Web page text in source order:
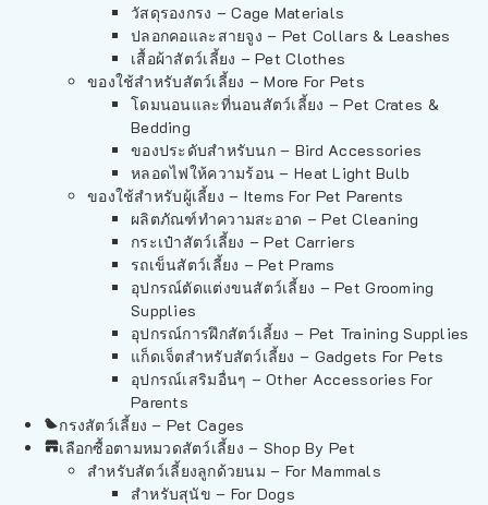
วัสดุรองกรง – Cage Materials
ปลอกคอและสายจูง – Pet Collars & Leashes
เสื้อผ้าสัตว์เลี้ยง – Pet Clothes
ของใช้สำหรับสัตว์เลี้ยง – More For Pets
โดมนอนและที่นอนสัตว์เลี้ยง – Pet Crates &
Bedding
ของประดับสำหรับนก – Bird Accessories
หลอดไฟให้ความร้อน – Heat Light Bulb
ของใช้สำหรับผู้เลี้ยง – Items For Pet Parents
ผลิตภัณฑ์ทำความสะอาด – Pet Cleaning
กระเป๋าสัตว์เลี้ยง – Pet Carriers
รถเข็นสัตว์เลี้ยง – Pet Prams
อุปกรณ์ตัดแต่งขนสัตว์เลี้ยง – Pet Grooming
Supplies
อุปกรณ์การฝึกสัตว์เลี้ยง – Pet Training Supplies
แก็ดเจ็ตสำหรับสัตว์เลี้ยง – Gadgets For Pets
อุปกรณ์เสริมอื่นๆ – Other Accessories For
Parents
กรงสัตว์เลี้ยง – Pet Cages
เลือกซื้อตามหมวดสัตว์เลี้ยง – Shop By Pet
สำหรับสัตว์เลี้ยงลูกด้วยนม – For Mammals
สำหรับสุนัข – For Dogs